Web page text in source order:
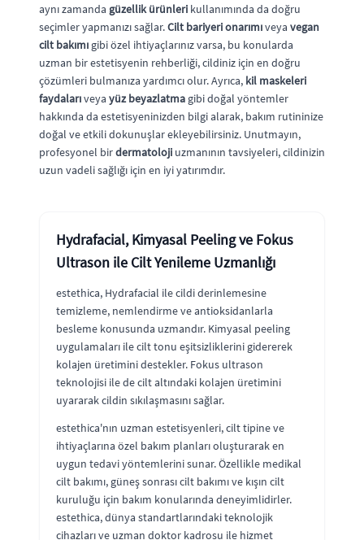
aynı zamanda güzellik ürünleri kullanımında da doğru
seçimler yapmanızı sağlar.Cilt bariyeri onarımıveya vegan
cilt bakımı gibi özel ihtiyaçlarınız varsa, bu konularda
uzman bir estetisyenin rehberliği, cildiniz için en doğru
çözümleri bulmanıza yardımcı olur. Ayrıca, kil maskeleri
faydalarıveya yüz beyazlatma gibi doğal yöntemler
hakkında da estetisyeninizden bilgi alarak, bakım rutininize
doğal ve etkili dokunuşlar ekleyebilirsiniz. Unutmayın,
profesyonel birdermatoloji uzmanının tavsiyeleri, cildinizin
uzun vadeli sağlığı için en iyi yatırımdır.
Hydrafacial, Kimyasal Peeling ve Fokus
Ultrason ile Cilt Yenileme Uzmanlığı
estethica, Hydrafacial ile cildi derinlemesine
temizleme, nemlendirme ve antioksidanlarla
besleme konusunda uzmandır. Kimyasal peeling
uygulamaları ile cilt tonu eşitsizliklerini gidererek
kolajen üretimini destekler. Fokus ultrason
teknolojisi ile de cilt altındaki kolajen üretimini
uyararak cildin sıkılaşmasını sağlar.
estethica'nın uzman estetisyenleri, cilt tipine ve
ihtiyaçlarına özel bakım planları oluşturarak en
uygun tedavi yöntemlerini sunar. Özellikle medikal
cilt bakımı, güneş sonrası cilt bakımı ve kışın cilt
kuruluğu için bakım konularında deneyimlidirler.
estethica, dünya standartlarındaki teknolojik
cihazları ve uzman doktor kadrosu ile hizmet